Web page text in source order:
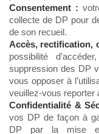
Consentement :
collecte de DP pour
de son recueil.
Accès, rectification,
possibilité
suppression des DP
vous opposer à
veuillez-vous reporter
Confidentialité &
vos DP de façon à
DP par la mise